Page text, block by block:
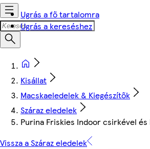
Ugrás a fő tartalomra
Ugrás a kereséshez
Kisállat
Macskaeledelek & Kiegészítők
Száraz eledelek
Purina Friskies Indoor csirkével
Vissza a Száraz eledelek